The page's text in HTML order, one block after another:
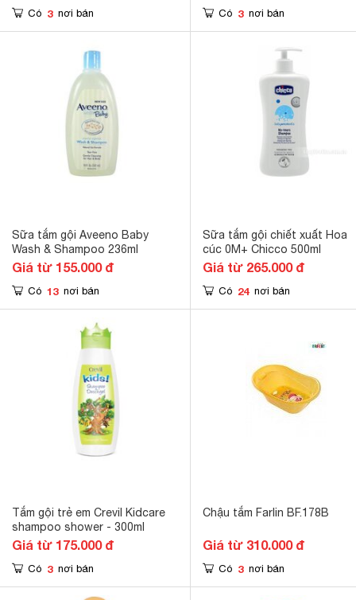
Có 3 nơi bán Có 3 nơi bán
Sữa tắm gội Aveeno Baby
Wash & Shampoo 236ml
Giá từ 155.000 đ
Có 13 nơi bán
Sữa tắm gội chiết xuất Hoa
cúc 0M+ Chicco 500ml
Giá từ 265.000 đ
Có 24 nơi bán
Tắm gội trẻ em Crevil Kidcare
shampoo shower - 300ml
Giá từ 175.000 đ
Có 3 nơi bán
Chậu tắm Farlin BF.178B
Giá từ 310.000 đ
Có 3 nơi bán